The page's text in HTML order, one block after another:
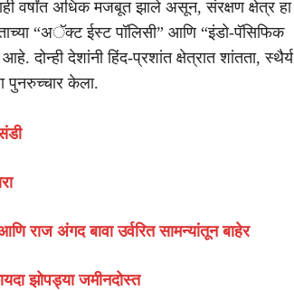
वर्षांत अधिक मजबूत झाले असून, संरक्षण क्षेत्र हा
“अॅक्ट ईस्ट पॉलिसी” आणि “इंडो-पॅसिफिक
दोन्ही देशांनी हिंद-प्रशांत क्षेत्रात शांतता, स्थैर्य
पुनरुच्चार केला.
राज अंगद बावा उर्वरित सामन्यांतून बाहेर
झोपड्या जमीनदोस्त